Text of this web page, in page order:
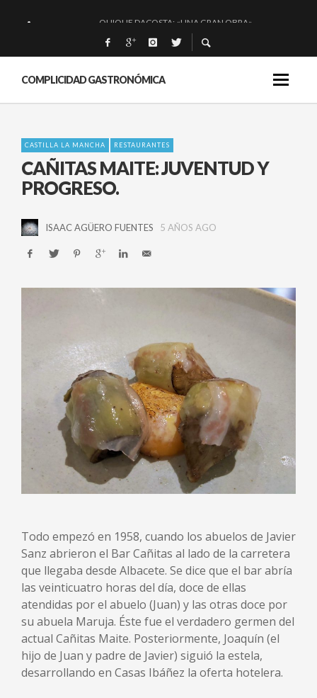
QUIQUE DACOSTA: «UNA GRAN OBRA»
EL BARUCO DE ANERO: MUCHO MÁS QUE UN BAR.
MONTIA: ESENCIAL Y BRILLANTE.
COMPLICIDAD GASTRONÓMICA
CASTILLA LA MANCHA RESTAURANTES
CAÑITAS MAITE: JUVENTUD Y
PROGRESO.
ISAAC AGÜERO FUENTES 5 AÑOS AGO
Todo empezó en 1958, cuando los abuelos de Javier
Sanz abrieron el Bar Cañitas al lado de la carretera
que llegaba desde Albacete. Se dice que el bar abría
las veinticuatro horas del día, doce de ellas
atendidas por el abuelo (Juan) y las otras doce por
su abuela Maruja. Éste fue el verdadero germen del
actual Cañitas Maite. Posteriormente, Joaquín (el
hijo de Juan y padre de Javier) siguió la estela,
desarrollando en Casas Ibáñez la oferta hotelera.